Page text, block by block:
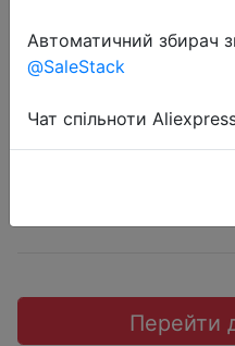
камера 1080P
Перейти
Автоматичний збирач
@SaleStack
Чат спільноти